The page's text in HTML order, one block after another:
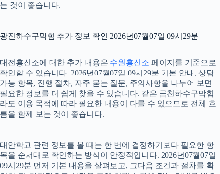
는 것이 좋습니다.
광진하수구막힘 추가 정보 확인 2026년07월07일 09시29분
대전흥신소에 대한 추가 내용은 수원흥신소 페이지를 기준으로
확인할 수 있습니다. 2026년07월07일 09시29분 기본 안내, 상담
가능 항목, 진행 절차, 자주 묻는 질문, 주의사항을 나누어 보면
필요한 정보를 더 쉽게 찾을 수 있습니다. 같은 금천하수구막힘
라도 이용 목적에 따라 필요한 내용이 다를 수 있으므로 전체 흐
름을 함께 보는 것이 좋습니다.
대안학교 관련 정보를 볼 때는 한 번에 결정하기보다 필요한 항
목을 순서대로 확인하는 방식이 안정적입니다. 2026년07월07일
09시29분 먼저 기본 내용을 살펴보고, 그다음 조건과 절차를 확